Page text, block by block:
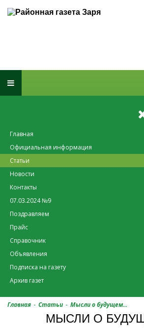
Главная
Официальная информация
Статьи
Новости
Контакты
07.03.2024 №9
Поздравляем
Прайс
Справочник
Объявления
Подписка на газету
Архив газет
Главная - Статьи - Мысли о будущем...
МЫСЛИ О